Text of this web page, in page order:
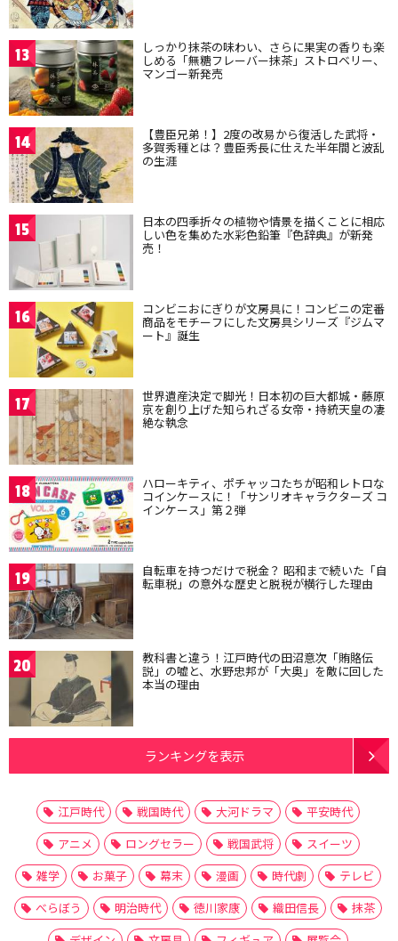
13 しっかり抹茶の味わい、さらに果実の香りも楽
しめる「無糖フレーバー抹茶」ストロベリー、
マンゴー新発売
14 【豊臣兄弟！】2度の改易から復活した武将・
多賀秀種とは？豊臣秀長に仕えた半年間と波乱
の生涯
15 日本の四季折々の植物や情景を描くことに相応
しい色を集めた水彩色鉛筆『色辞典』が新発
売！
16 コンビニおにぎりが文房具に！コンビニの定番
商品をモチーフにした文房具シリーズ『ジムマ
ート』誕生
17 世界遺産決定で脚光！日本初の巨大都城・藤原
京を創り上げた知られざる女帝・持統天皇の凄
絶な執念
18 ハローキティ、ポチャッコたちが昭和レトロな
コインケースに！「サンリオキャラクターズ コ
インケース」第２弾
19 自転車を持つだけで税金？ 昭和まで続いた「自
転車税」の意外な歴史と脱税が横行した理由
20 教科書と違う！江戸時代の田沼意次「賄賂伝
説」の嘘と、水野忠邦が「大奥」を敵に回した
本当の理由
ランキングを表示
江戸時代 戦国時代 大河ドラマ
平安時代
アニメ
ロングセラー 戦国武将
スイーツ
雑学
お菓子 幕末 漫画 時代劇
テレビ
べらぼう
明治時代 徳川家康 織田信長
抹茶